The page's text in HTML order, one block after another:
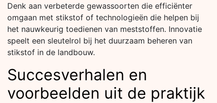
Denk aan verbeterde gewassoorten die efficiënter
omgaan met stikstof of technologieën die helpen bij
het nauwkeurig toedienen van meststoffen. Innovatie
speelt een sleutelrol bij het duurzaam beheren van
stikstof in de landbouw.
Succesverhalen en
voorbeelden uit de praktijk